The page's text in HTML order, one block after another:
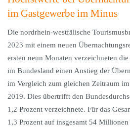
im Gastgewerbe im Minus
Die nordrhein-westfälische
2023 mit einem neuen
ersten neun Monaten verzeichneten
im Bundesland einen Anstieg der
im Vergleich zum gleichen Zeitraum
2019. Dies übertrifft den
1,2 Prozent verzeichnete. Für das
1,3 Prozent auf insgesamt 54